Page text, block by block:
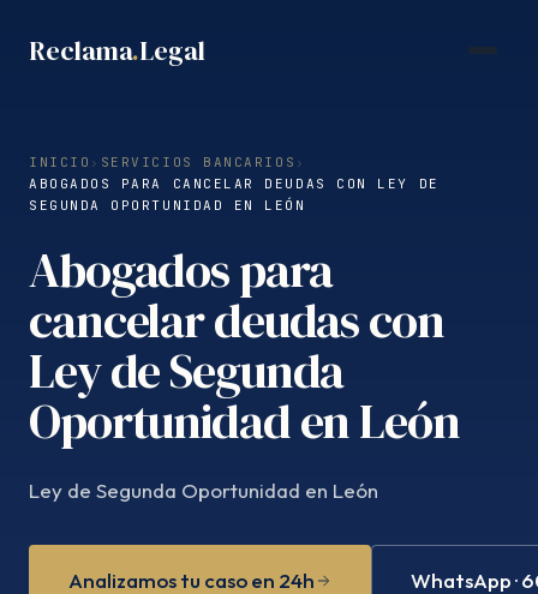
Reclama.Legal
INICIO › SERVICIOS BANCARIOS ›
ABOGADOS PARA CANCELAR DEUDAS CON LEY DE
SEGUNDA OPORTUNIDAD EN LEÓN
Abogados para
cancelar deudas con
Ley de Segunda
Oportunidad en León
Ley de Segunda Oportunidad en León
Analizamos tu caso en 24h WhatsApp ·